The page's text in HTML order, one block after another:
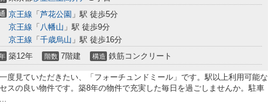
京王線 「 芦花公園 」駅 徒歩5分
京王線 「 八幡山 」駅 徒歩9分
京王線 「 千歳烏山 」駅 徒歩16分
築12年 階数 7階建 構造 鉄筋コンクリート
度見ていただきたい、「フォーチュンドミール」です。駅以上利用可能な
スの良い物件です。築8年の物件で充実した毎日を過ごしませんか。駐車